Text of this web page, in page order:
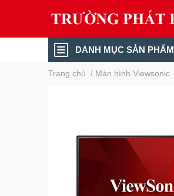
DANH MỤC SẢN PHẨM
Trang chủ / Màn hình Viewsonic